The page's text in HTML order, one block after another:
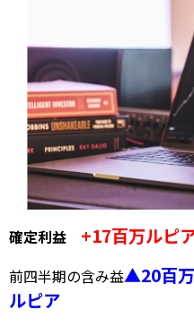
確定利益 +17百万ルピ
前四半期の含み益▲20百
ルピア